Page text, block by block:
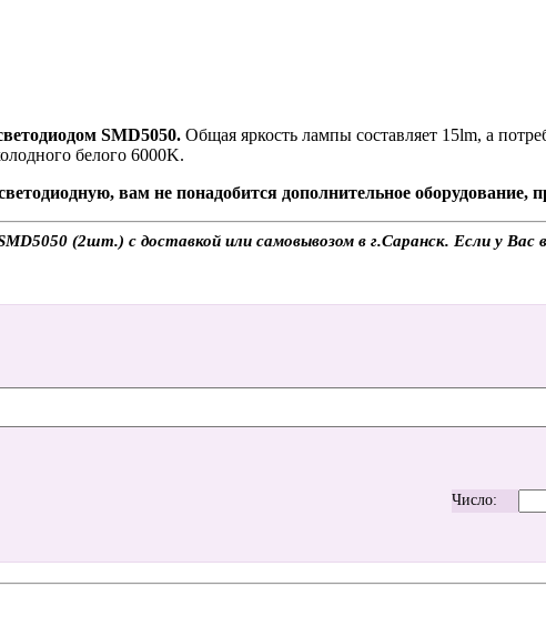
SMD5050. Общая яркость лампы составляет 15lm, а
белого 6000K.
вам не понадобится дополнительное оборудование,
(2шт.) с доставкой или самовывозом в г.Саранск. Если у
Число: